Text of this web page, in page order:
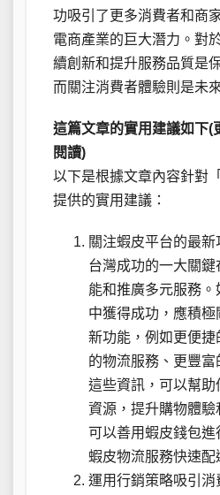
功吸引了更多消費者和商
電商產業的巨大潛力。對
續創新和提升服務品質是
而關注消費者體驗則是未
這篇文章的實用建議如下(
閱讀)
以下是根據文章內容針對
提供的實用建議：
關注蝦皮平台的最
台灣成功的一大關
能和推廣多元服務
中獲得成功，應積
新功能，例如更便
的物流服務、更豐
這些資訊，可以幫
資源，提升購物體驗
可以善用蝦皮錢包進
蝦皮物流服務快速配
運用行銷策略吸引消